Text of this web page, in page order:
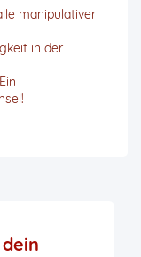
manipulativer
in der
dein